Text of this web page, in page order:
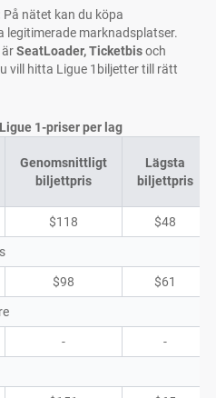
På nätet kan du köpa
legitimerade marknadsplatser.
ärSeatLoader, Ticketbisoch
vill hitta Ligue 1biljetter till rätt
Ligue 1-priser per lag
Genomsnittligt
biljettpris
Lägsta
biljettpris
$118 $48
$98 $61
- -